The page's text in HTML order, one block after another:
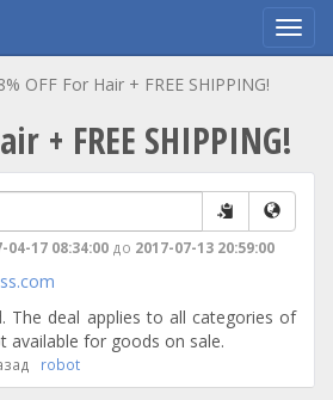
OFF For Hair + FREE SHIPPING!
+ FREE SHIPPING!
04-17 08:34:00 до 2017-07-13 20:59:00
The deal applies to all categories of
available for goods on sale.
robot